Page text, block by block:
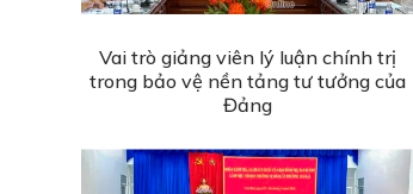
Vai trò giảng viên lý luận chính trị
trong bảo vệ nền tảng tư tưởng của
Đảng